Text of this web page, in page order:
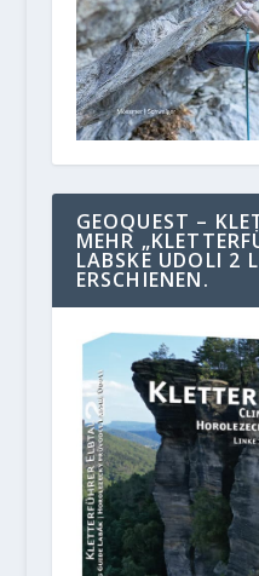
GEOQUEST –
MEHR
LABSKE UDOLI 2
ERSCHIENEN.